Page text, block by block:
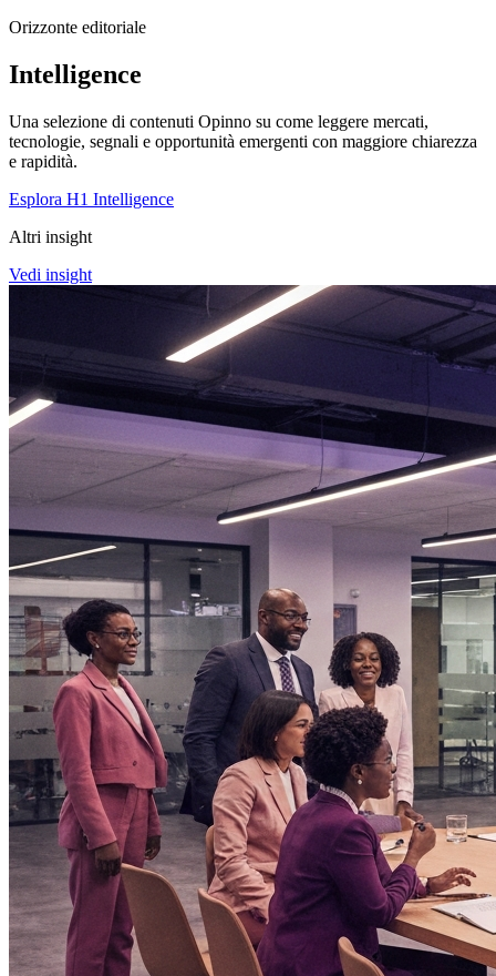
Orizzonte editoriale
Intelligence
Una selezione di contenuti Opinno su come leggere mercati,
tecnologie, segnali e opportunità emergenti con maggiore chiarezza
e rapidità.
Esplora H1 Intelligence
Altri insight
Vedi insight